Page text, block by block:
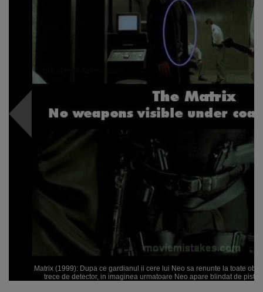
Matrix (1999): Dupa ce gardianul ii cere lui Neo sa renunte la toate
trece de detector, in imaginea urmatoare Neo apare blindat de